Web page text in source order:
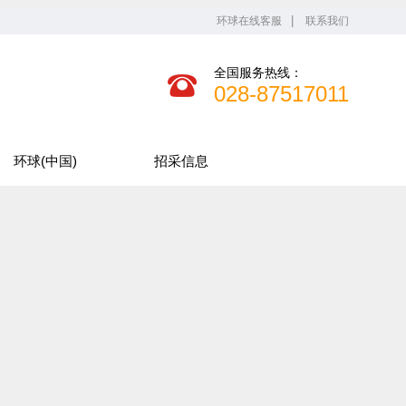
环球在线客服 联系我们
全国服务热线：
028-87517011
环球(中国) 招采信息